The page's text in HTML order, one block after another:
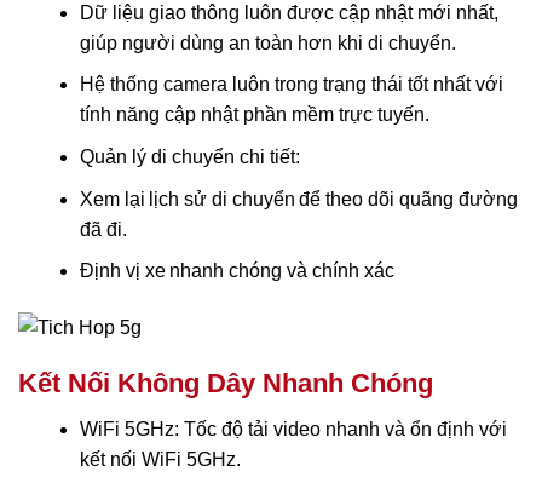
Dữ liệu giao thông luôn được cập nhật mới nhất,
giúp người dùng an toàn hơn khi di chuyển.
Hệ thống camera luôn trong trạng thái tốt nhất với
tính năng cập nhật phần mềm trực tuyến.
Quản lý di chuyển chi tiết:
Xem lại lịch sử di chuyển để theo dõi quãng đường
đã đi.
Định vị xe nhanh chóng và chính xác
Kết Nối Không Dây Nhanh Chóng
WiFi 5GHz: Tốc độ tải video nhanh và ổn định với
kết nối WiFi 5GHz.